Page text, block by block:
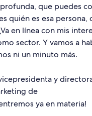
que puedes
quién es esa persona,
en línea con mis
sector. Y vamos a
ni un minuto más.
y
de
ya en materia!